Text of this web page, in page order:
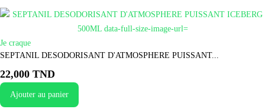
Je craque
SEPTANIL DESODORISANT D'ATMOSPHERE PUISSANT...
22,000 TND
Ajouter au panier